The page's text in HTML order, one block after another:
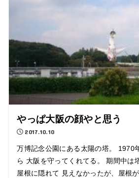
やっぱ大阪の顔やと思う
2017.10.10
万博記念公園にある太陽の塔。 1970
ら 大阪を守ってくれてる。 期間中は
屋根に隠れて 見えなかったが、屋根